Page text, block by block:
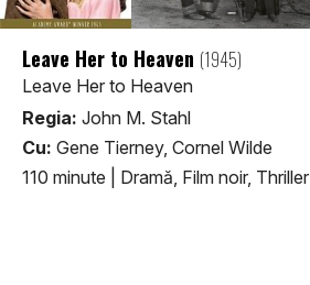
Leave Her to Heaven (1945)
Leave Her to Heaven
Regia: John M. Stahl
Cu: Gene Tierney, Cornel Wilde
110 minute
Dramă, Film noir, Thriller